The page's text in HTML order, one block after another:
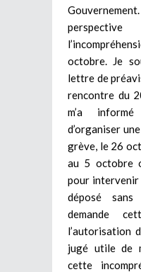
perspective
octobre. Je
lettre de
rencontre du
m’a
d’organiser
grève, le 26
au 5 octobre
pour intervenir
déposé
demande
l’autorisation
jugé utile de
cette